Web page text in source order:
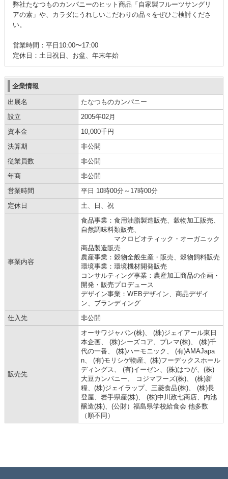
弊社たなつものカンパニーのヒット商品「自家製フルーツサングリ
アの素」や、カラダにうれしいこだわりの品々をぜひご検討くださ
い。
営業時間：平日10:00〜17:00
定休日：土日祝日、お盆、年末年始
企業情報
出展名
たなつものカンパニー
設立
2005年02月
資本金
10,000千円
決算期
非公開
従業員数
非公開
年商
非公開
営業時間
平日 10時00分～17時00分
定休日
土、日、祝
事業内容
食品事業：食用油脂製造販売、穀物加工販売、
自然調味料類販売、
マクロビオティック・オーガニック
商品製造販売
農産事業：穀物全般生産・販売、穀物飼料販売
環境事業：環境機材開発販売
コンサルティング事業：農産加工商品の企画・
開発・販売プロデュース
デザイン事業：WEBデザイン、商品デザイ
ン、ブランディング
仕入先
非公開
販売先
オーサワジャパン(株)、 (株)ジェイアール東日
本企画、 (株)シーズコア、プレマ(株)、 (株)千
代の一番、 (株)ハーモニック、 (有)AMAJapa
n、 (有)モリシゲ物産、(株)フーデックスホール
ディングス、 (有)イーゼン、(株)はつが、(株)
大豆カンパニー、 コジマフーズ(株)、 (株)新
糧、(株)ジェイラップ、三菱食品(株)、 (株)長
登屋、岩手県産(株)、 (株)中川政七商店、内池
醸造(株)、(公財）福島県学校給食会 他多数
（順不同）